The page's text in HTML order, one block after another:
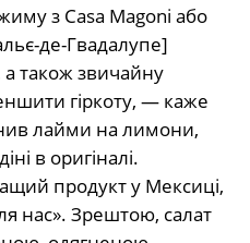
з Casa Magoni або
де-Гвадалупе]
а також звичайну
гіркоту, — каже
лайми на лимони,
в оригіналі.
продукт у Мексиці,
нас». Зрештою, салат